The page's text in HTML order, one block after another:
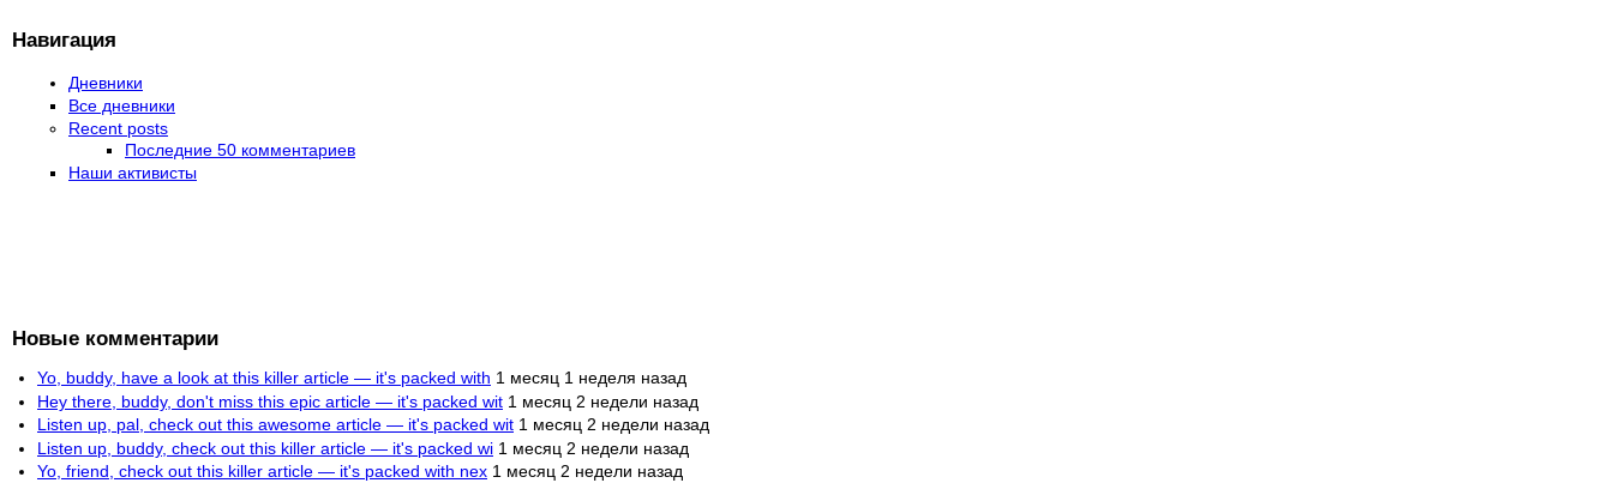
Навигация
Дневники
Все дневники
Recent posts
Последние 50 комментариев
Наши активисты
Новые комментарии
Yo, buddy, have a look at this killer article — it's packed with 1 месяц 1 неделя назад
Hey there, buddy, don't miss this epic article — it's packed wit 1 месяц 2 недели назад
Listen up, pal, check out this awesome article — it's packed wit 1 месяц 2 недели назад
Listen up, buddy, check out this killer article — it's packed wi 1 месяц 2 недели назад
Yo, friend, check out this killer article — it's packed with nex 1 месяц 2 недели назад